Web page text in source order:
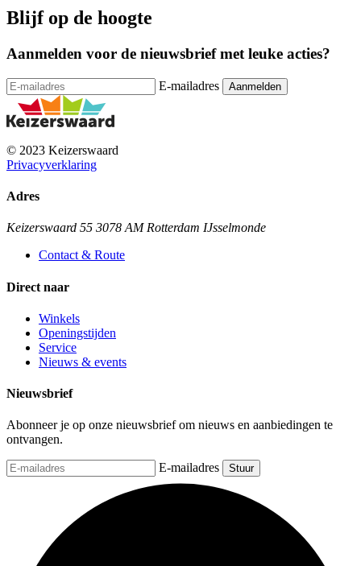
Blijf op de hoogte
Aanmelden voor de nieuwsbrief met leuke acties?
E-mailadres
© 2023 Keizerswaard
Privacyverklaring
Adres
Keizerswaard 55 3078 AM Rotterdam IJsselmonde
Contact & Route
Direct naar
Winkels
Openingstijden
Service
Nieuws & events
Nieuwsbrief
Abonneer je op onze nieuwsbrief om nieuws en aanbiedingen te
ontvangen.
E-mailadres